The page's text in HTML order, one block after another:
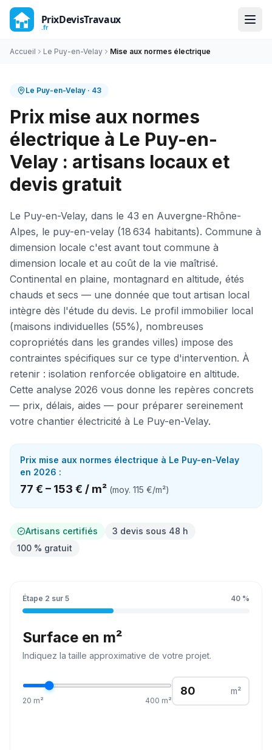
Accueil Le Puy-en-Velay Mise aux normes électrique
Le Puy-en-Velay · 43
Prix mise aux normes
électrique à Le Puy-en-
Velay : artisans locaux et
devis gratuit
Le Puy-en-Velay, dans le 43 en Auvergne-Rhône-
Alpes, le puy-en-velay (18 634 habitants). Commune à
dimension locale c'est avant tout commune à
dimension locale et au coût de la vie maîtrisé.
Continental en plaine, montagnard en altitude, étés
chauds et secs — une donnée que tout artisan local
intègre dès l'étude du devis. Le profil immobilier local
(maisons individuelles (55%), nombreuses
copropriétés dans les grandes villes) impose des
contraintes spécifiques sur ce type d'intervention. À
retenir : isolation renforcée obligatoire en altitude.
Cette analyse 2026 vous donne les repères concrets
— prix, délais, aides — pour préparer sereinement
votre chantier électricité à Le Puy-en-Velay.
Prix mise aux normes électrique à Le Puy-en-Velay
en 2026 :
77 € – 153 € / m² (moy. 115 €/m²)
Artisans certifiés
3 devis sous 48 h
100 % gratuit
Étape 2 sur 5 40 %
Surface en m²
Indiquez lataille approximative de votre projet.
20 m² 400 m²
m²